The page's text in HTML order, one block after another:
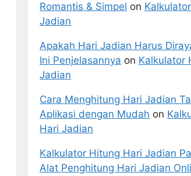
Romantis & Simpel on
Jadian
Apakah Hari Jadian Harus
Ini Penjelasannya on Kalkulator
Jadian
Cara Menghitung Hari Jadian
Aplikasi dengan Mudah on
Hari Jadian
Kalkulator Hitung Hari Jadian
Alat Penghitung Hari Jadian